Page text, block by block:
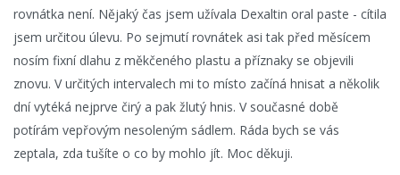
rovnátka není. Nějaký čas jsem užívala Dexaltin oral paste - cítila
jsem určitou úlevu. Po sejmutí rovnátek asi tak před měsícem
nosím fixní dlahu z měkčeného plastu a příznaky se objevili
znovu. V určitých intervalech mi to místo začíná hnisat a několik
dní vytéká nejprve čirý a pak žlutý hnis. V současné době
potírám vepřovým nesoleným sádlem. Ráda bych se vás
zeptala, zda tušíte o co by mohlo jít. Moc děkuji.